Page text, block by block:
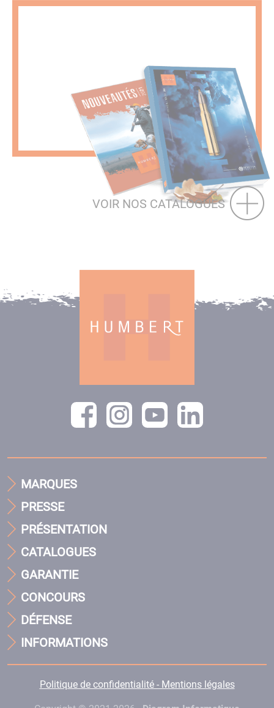
VOIR NOS CATALOGUES
MARQUES
PRESSE
PRÉSENTATION
CATALOGUES
GARANTIE
CONCOURS
DÉFENSE
INFORMATIONS
Politique de confidentialité - Mentions légales